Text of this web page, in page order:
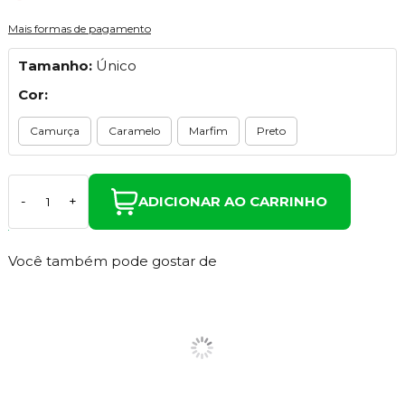
Mais formas de pagamento
Tamanho: Único
Cor:
Camurça Caramelo Marfim Preto
- + ADICIONAR AO CARRINHO
Você também pode gostar de